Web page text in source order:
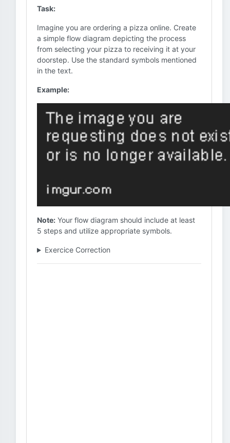
Task:
Imagine you are ordering a pizza online. Create
a simple flow diagram depicting the process
from selecting your pizza to receiving it at your
doorstep. Use the standard symbols mentioned
in the text.
Example:
Note: Your flow diagram should include at least
5 steps and utilize appropriate symbols.
Exercice Correction